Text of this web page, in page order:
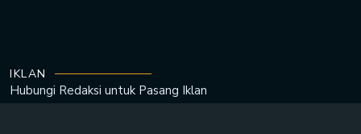
IKLAN
Hubungi Redaksi untuk Pasang Iklan